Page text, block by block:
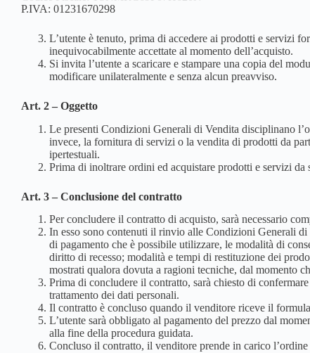
P.IVA: 01231670298
L’utente è tenuto, prima di accedere ai prodotti e servizi
inequivocabilmente accettate al momento dell’acquisto.
Si invita l’utente a scaricare e stampare una copia del
modificare unilateralmente e senza alcun preavviso.
Art. 2 – Oggetto
Le presenti Condizioni Generali di Vendita disciplinano
invece, la fornitura di servizi o la vendita di prodotti da
ipertestuali.
Prima di inoltrare ordini ed acquistare prodotti e servizi
Art. 3 – Conclusione del contratto
Per concludere il contratto di acquisto, sarà necessario
In esso sono contenuti il rinvio alle Condizioni Generali
di pagamento che è possibile utilizzare, le modalità di
diritto di recesso; modalità e tempi di restituzione dei
mostrati qualora dovuta a ragioni tecniche, dal momento
Prima di concludere il contratto, sarà chiesto di
trattamento dei dati personali.
Il contratto è concluso quando il venditore riceve il
L’utente sarà obbligato al pagamento del prezzo dal
alla fine della procedura guidata.
Concluso il contratto, il venditore prende in carico l’ordine